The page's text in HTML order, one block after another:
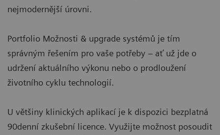
nejmodernější úrovni.
Portfolio Možnosti & upgrade systémů je tím
správným řešením pro vaše potřeby – ať už jde o
udržení aktuálního výkonu nebo o prodloužení
životního cyklu technologií.
U většiny klinických aplikací je k dispozici bezplatná
90denní zkušební licence. Využijte možnost posoudit